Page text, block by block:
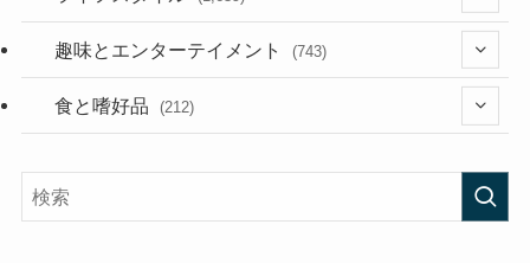
(181)
(394)
(282)
趣味とエンターテイメント (743)
(56)
食と嗜好品 (212)